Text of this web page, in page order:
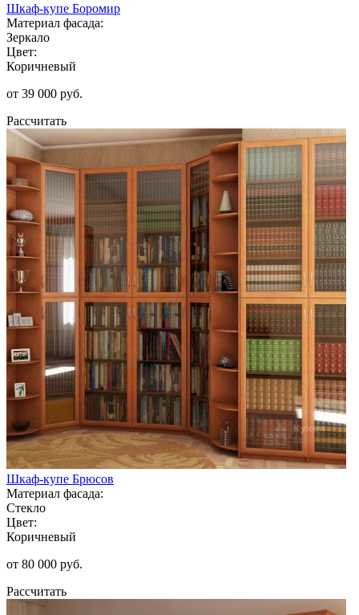
Шкаф-купе Боромир
Материал фасада:
Зеркало
Цвет:
Коричневый
от 39 000 руб.
Рассчитать
Шкаф-купе Брюсов
Материал фасада:
Стекло
Цвет:
Коричневый
от 80 000 руб.
Рассчитать